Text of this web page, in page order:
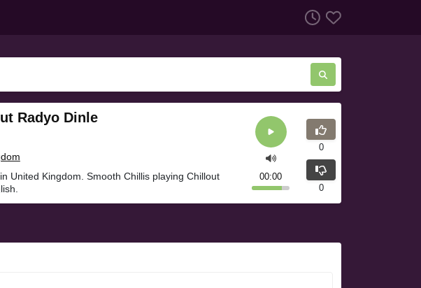
Radyo Dinle
United Kingdom. Smooth Chillis playing Chillout
00:00
0
0